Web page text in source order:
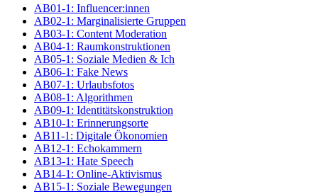
AB01-1: Influencer:innen
AB02-1: Marginalisierte Gruppen
AB03-1: Content Moderation
AB04-1: Raumkonstruktionen
AB05-1: Soziale Medien & Ich
AB06-1: Fake News
AB07-1: Urlaubsfotos
AB08-1: Algorithmen
AB09-1: Identitätskonstruktion
AB10-1: Erinnerungsorte
AB11-1: Digitale Ökonomien
AB12-1: Echokammern
AB13-1: Hate Speech
AB14-1: Online-Aktivismus
AB15-1: Soziale Bewegungen